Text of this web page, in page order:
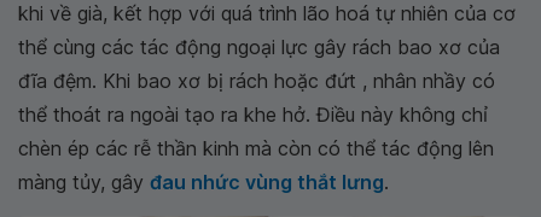
khi về già, kết hợp với quá trình lão hoá tự nhiên của cơ
thể cùng các tác động ngoại lực gây rách bao xơ của
đĩa đệm. Khi bao xơ bị rách hoặc đứt , nhân nhầy có
thể thoát ra ngoài tạo ra khe hở. Điều này không chỉ
chèn ép các rễ thần kinh mà còn có thể tác động lên
màng tủy, gây đau nhức vùng thắt lưng.